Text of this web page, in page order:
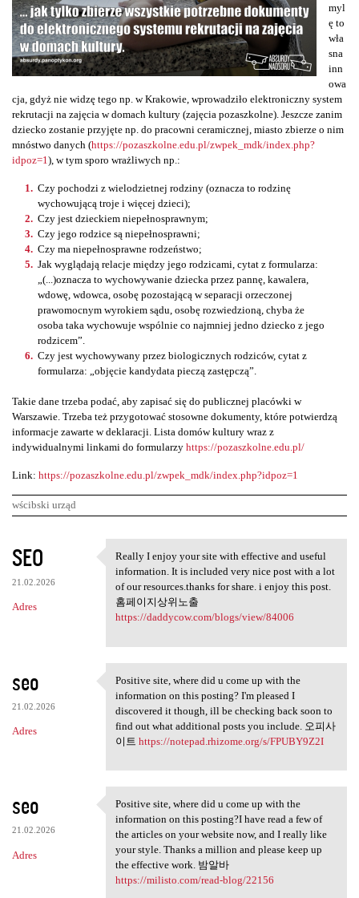
myl
ę to
wła
sna
inn
owa
cja, gdyż nie widzę tego np. w Krakowie, wprowadziło elektroniczny system
rekrutacji na zajęcia w domach kultury (zajęcia pozaszkolne). Jeszcze zanim
dziecko zostanie przyjęte np. do pracowni ceramicznej, miasto zbierze o nim
mnóstwo danych (https://pozaszkolne.edu.pl/zwpek_mdk/index.php?
idpoz=1), w tym sporo wrażliwych np.:
Czy pochodzi z wielodzietnej rodziny (oznacza to rodzinę
wychowującą troje i więcej dzieci);
Czy jest dzieckiem niepełnosprawnym;
Czy jego rodzice są niepełnosprawni;
Czy ma niepełnosprawne rodzeństwo;
Jak wyglądają relacje między jego rodzicami, cytat z formularza:
„(...)oznacza to wychowywanie dziecka przez pannę, kawalera,
wdowę, wdowca, osobę pozostającą w separacji orzeczonej
prawomocnym wyrokiem sądu, osobę rozwiedzioną, chyba że
osoba taka wychowuje wspólnie co najmniej jedno dziecko z jego
rodzicem”.
Czy jest wychowywany przez biologicznych rodziców, cytat z
formularza: „objęcie kandydata pieczą zastępczą”.
Takie dane trzeba podać, aby zapisać się do publicznej placówki w
Warszawie. Trzeba też przygotować stosowne dokumenty, które potwierdzą
informacje zawarte w deklaracji. Lista domów kultury wraz z
indywidualnymi linkami do formularzy https://pozaszkolne.edu.pl/
Link: https://pozaszkolne.edu.pl/zwpek_mdk/index.php?idpoz=1
wścibski urząd
K
o
m
e
a
r
z
SEO
21.02.2026
Adres
Really I enjoy your site with
Really I enjoy your site with effective and useful
information. It is included very nice post with a lot
of our resources.thanks for share. i enjoy this post.
홈페이지상위노출
https://daddycow.com/blogs/view/84006
seo
21.02.2026
Adres
Positive site, where did u
Positive site, where did u come up with the
information on this posting? I'm pleased I
discovered it though, ill be checking back soon to
find out what additional posts you include. 오피사
이트 https://notepad.rhizome.org/s/FPUBY9Z2I
seo
21.02.2026
Adres
Positive site, where did u
Positive site, where did u come up with the
information on this posting?I have read a few of
the articles on your website now, and I really like
your style. Thanks a million and please keep up
the effective work. 밤알바
https://milisto.com/read-blog/22156